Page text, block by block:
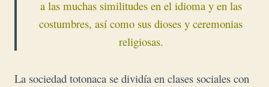
a las muchas similitudes en el idioma y en las
costumbres, así como sus dioses y ceremonias
religiosas.
La sociedad totonaca se dividía en clases sociales con